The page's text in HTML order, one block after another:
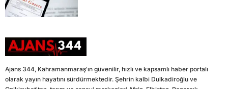
Ajans 344, Kahramanmaraş'ın güvenilir, hızlı ve kapsamlı haber portalı
olarak yayın hayatını sürdürmektedir. Şehrin kalbi Dulkadiroğlu ve